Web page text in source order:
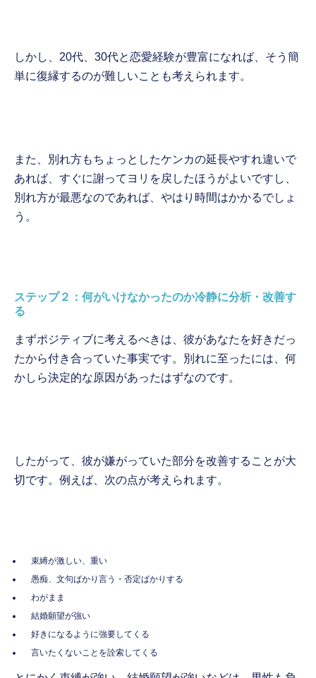
しかし、20代、30代と恋愛経験が豊富になれば、そう簡
単に復縁するのが難しいことも考えられます。
また、別れ方もちょっとしたケンカの延長やすれ違いで
あれば、すぐに謝ってヨリを戻したほうがよいですし、
別れ方が最悪なのであれば、やはり時間はかかるでしょ
う。
ステップ２：何がいけなかったのか冷静に分析・改善す
る
まずポジティブに考えるべきは、彼があなたを好きだっ
たから付き合っていた事実です。別れに至ったには、何
かしら決定的な原因があったはずなのです。
したがって、彼が嫌がっていた部分を改善することが大
切です。例えば、次の点が考えられます。
束縛が激しい、重い
愚痴、文句ばかり言う・否定ばかりする
わがまま
結婚願望が強い
好きになるように強要してくる
言いたくないことを詮索してくる